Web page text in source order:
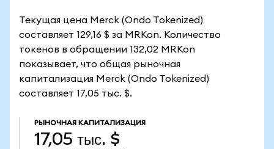
Текущая цена Merck (Ondo Tokenized)
составляет 129,16 $ за MRKon. Количество
токенов в обращении 132,02 MRKon
показывает, что общая рыночная
капитализация Merck (Ondo Tokenized)
составляет 17,05 тыс. $.
РЫНОЧНАЯ КАПИТАЛИЗАЦИЯ
17,05 тыс. $